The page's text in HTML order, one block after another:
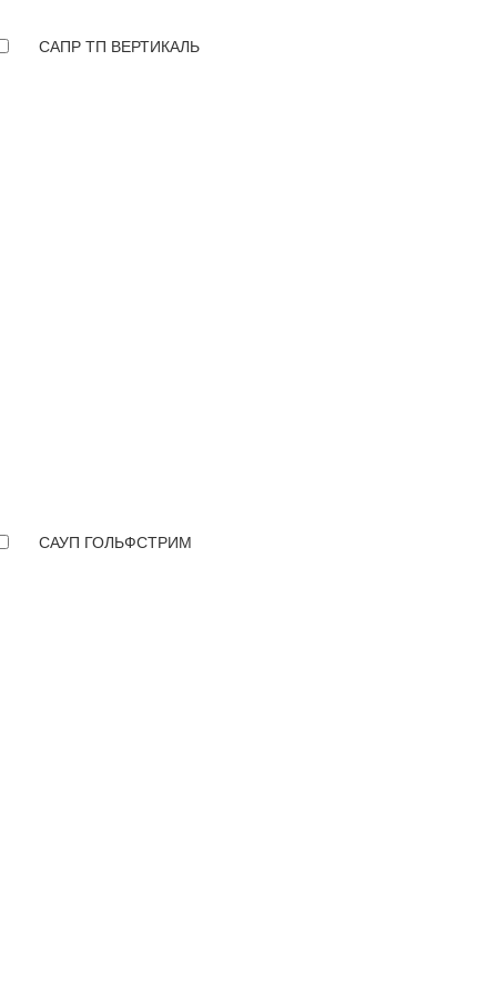
САПР ТП ВЕРТИКАЛЬ
САУП ГОЛЬФСТРИМ